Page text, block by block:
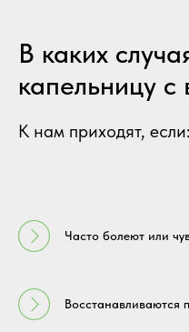
В каких
капельницу
К нам приходят, если:
Часто болеют или
Восстанавливаются